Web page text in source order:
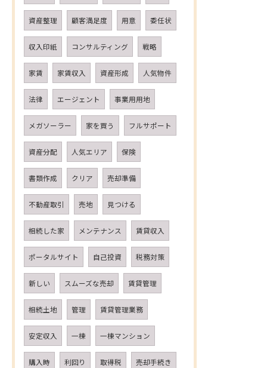
資産整理 顧客満足度 用意 委任状
収入印紙 コンサルティング 戦略
家賃 家賃収入 資産形成 人気物件
法律 エージェント 事業用用地
メガソーラー 家を買う フルサポート
資産分配 人気エリア 保険
書類作成 クリア 売却準備
不動産取引 売地 見つける
相続した家 メンテナンス 賃貸収入
ポータルサイト 自己投資 税務対策
新しい スムーズな売却 賃貸管理
相続土地 管理 賃貸管理業務
安定収入 一棟 一棟マンション
購入時 利回り 取得税 売却手続き